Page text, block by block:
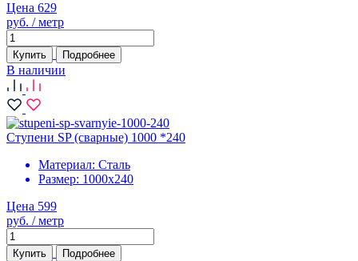
Цена 629
руб. / метр
Купить Подробнее
В наличии
Ступени SP (сварные) 1000 *240
Материал: Сталь
Размер: 1000х240
Цена 599
руб. / метр
Купить Подробнее